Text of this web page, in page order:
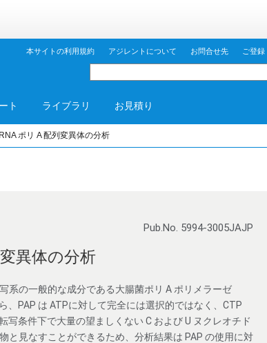
本サイトの利用規約 アジレントについて お問合せ先 ご登録
ト ライブラリ お見積り
ポリ A 配列変異体の分析
Pub.No. 5994-3005JAJP
異体の分析
系の一般的な成分である大腸菌ポリ A ポリメラーゼ
、PAP は ATPに対して完全には選択的ではなく、CTP
条件下で大量の望ましくない C および U ヌクレオチド
と見なすことができるため、分析結果は PAP の使用に対